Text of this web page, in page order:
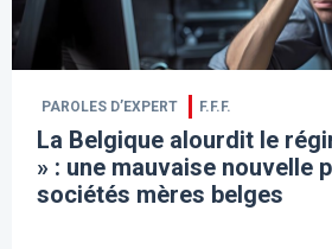
PAROLES D’EXPERT F.F.F.
La Belgique alourdit le
» : une mauvaise nouvelle
sociétés mères belges